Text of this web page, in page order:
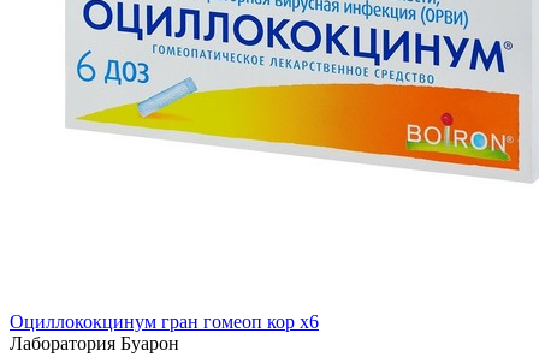
Оциллококцинум гран гомеоп кор x6
Лаборатория Буарон